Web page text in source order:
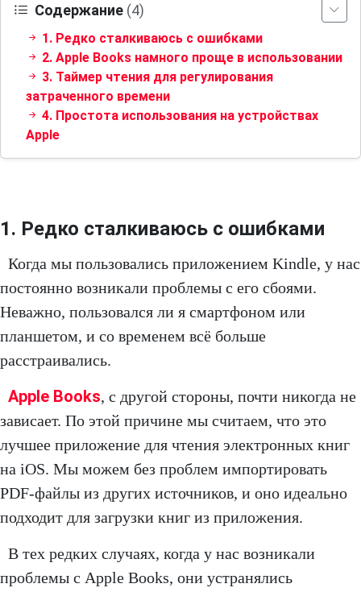
Содержание (4)
1. Редко сталкиваюсь с ошибками
2. Apple Books намного проще в использовании
3. Таймер чтения для регулирования
затраченного времени
4. Простота использования на устройствах
Apple
1. Редко сталкиваюсь с ошибками
Когда мы пользовались приложением Kindle, у нас
постоянно возникали проблемы с его сбоями.
Неважно, пользовался ли я смартфоном или
планшетом, и со временем всё больше
расстраивались.
Apple Books, с другой стороны, почти никогда не
зависает. По этой причине мы считаем, что это
лучшее приложение для чтения электронных книг
на iOS. Мы можем без проблем импортировать
PDF-файлы из других источников, и оно идеально
подходит для загрузки книг из приложения.
В тех редких случаях, когда у нас возникали
проблемы с Apple Books, они устранялись